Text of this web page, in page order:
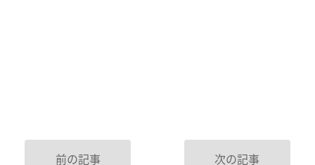
前の記事 次の記事